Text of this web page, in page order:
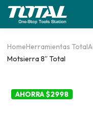
HomeHerramientas Total
Motsierra 8″ Total
AHORRA $2998